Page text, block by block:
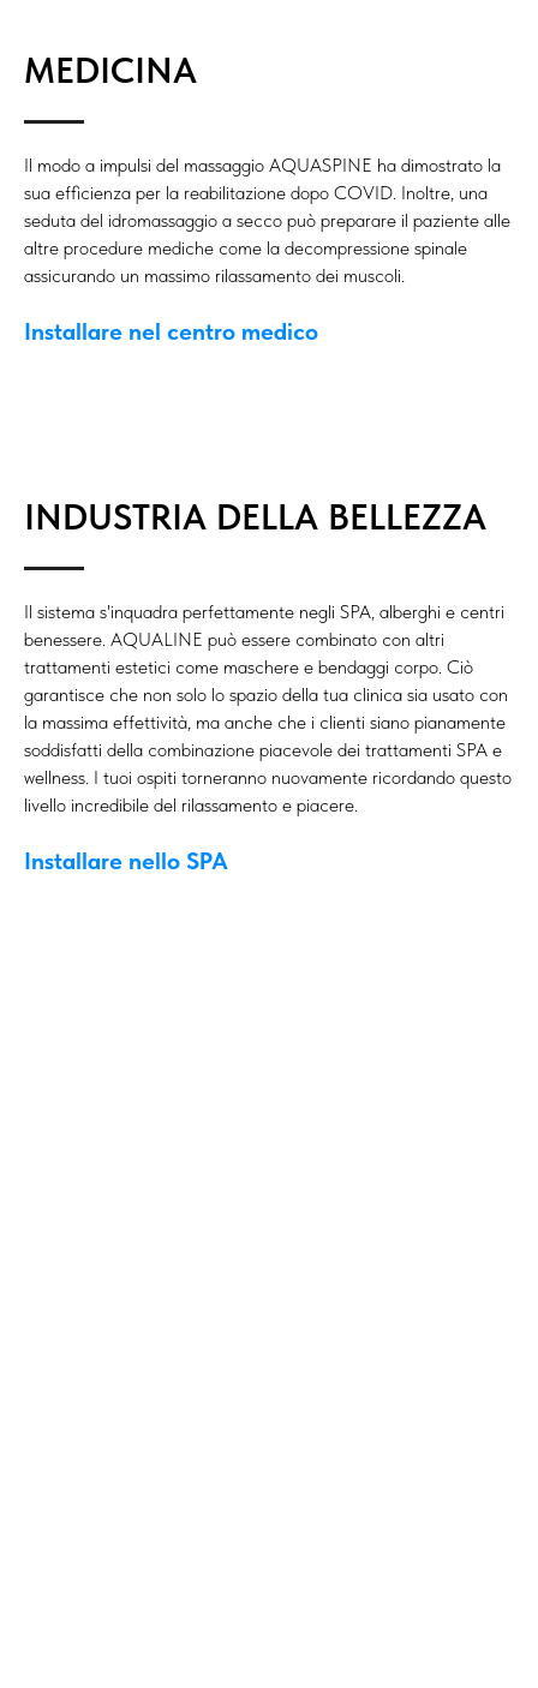
MEDICINA
Il modo a impulsi del massaggio AQUASPINE ha dimostrato la
sua efficienza per la reabilitazione dopo COVID. Inoltre, una
seduta del idromassaggio a secco può preparare il paziente alle
altre procedure mediche come la decompressione spinale
assicurando un massimo rilassamento dei muscoli.
Installare nel centro medico
INDUSTRIA DELLA BELLEZZA
Il sistema s'inquadra perfettamente negli SPA, alberghi e centri
benessere. AQUALINE può essere combinato con altri
trattamenti estetici come maschere e bendaggi corpo. Ciò
garantisce che non solo lo spazio della tua clinica sia usato con
la massima effettività, ma anche che i clienti siano pianamente
soddisfatti della combinazione piacevole dei trattamenti SPA e
wellness. I tuoi ospiti torneranno nuovamente ricordando questo
livello incredibile del rilassamento e piacere.
Installare nello SPA